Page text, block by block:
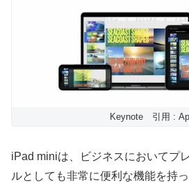
Keynote 引用 :
iPad miniは、ビジネスにおいてプ
ルとしても非常に便利な機能を持っ